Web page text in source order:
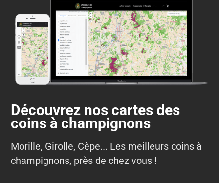
Découvrez nos cartes des
coins à champignons
Morille, Girolle, Cèpe... Les meilleurs coins à
champignons, près de chez vous !